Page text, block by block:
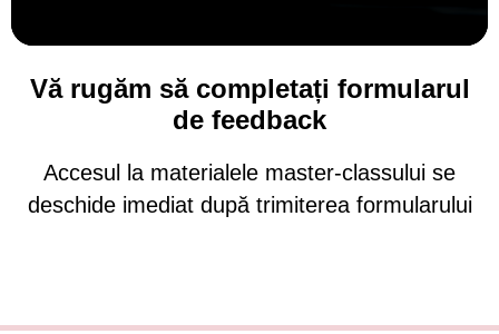
Vă rugăm să completați formularul
de feedback
Accesul la materialele master-classului se
deschide imediat după trimiterea formularului